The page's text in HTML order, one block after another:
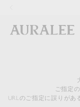
ご指定
URLのご指定に誤りが